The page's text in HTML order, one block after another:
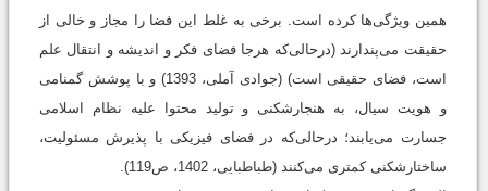
همین ویژگی‌ها کرده است. برخی به غلط این فضا را مجاز و خالی از
حقیقت می‌پندارند (درحالی‌که هرجا فضای فکر و اندیشه و انتقال علم
است، فضای حقیقی است) (جوادی ‌آملی، 1393) و با پوشش گمنامی
و هویت سیال، به هنجارشکنی و تولید محتوا علیه نظام اسلامی
جسارت می‌یابند؛ درحالی‌که در فضای فیزیکی با پذیرش مسئولیت،
ساختارشکنی کمتری می‌کنند (طباطبایی، 1402، ص119).